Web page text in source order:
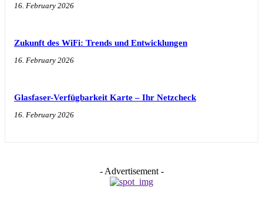
16. February 2026
Zukunft des WiFi: Trends und Entwicklungen
16. February 2026
Glasfaser-Verfügbarkeit Karte – Ihr Netzcheck
16. February 2026
- Advertisement -